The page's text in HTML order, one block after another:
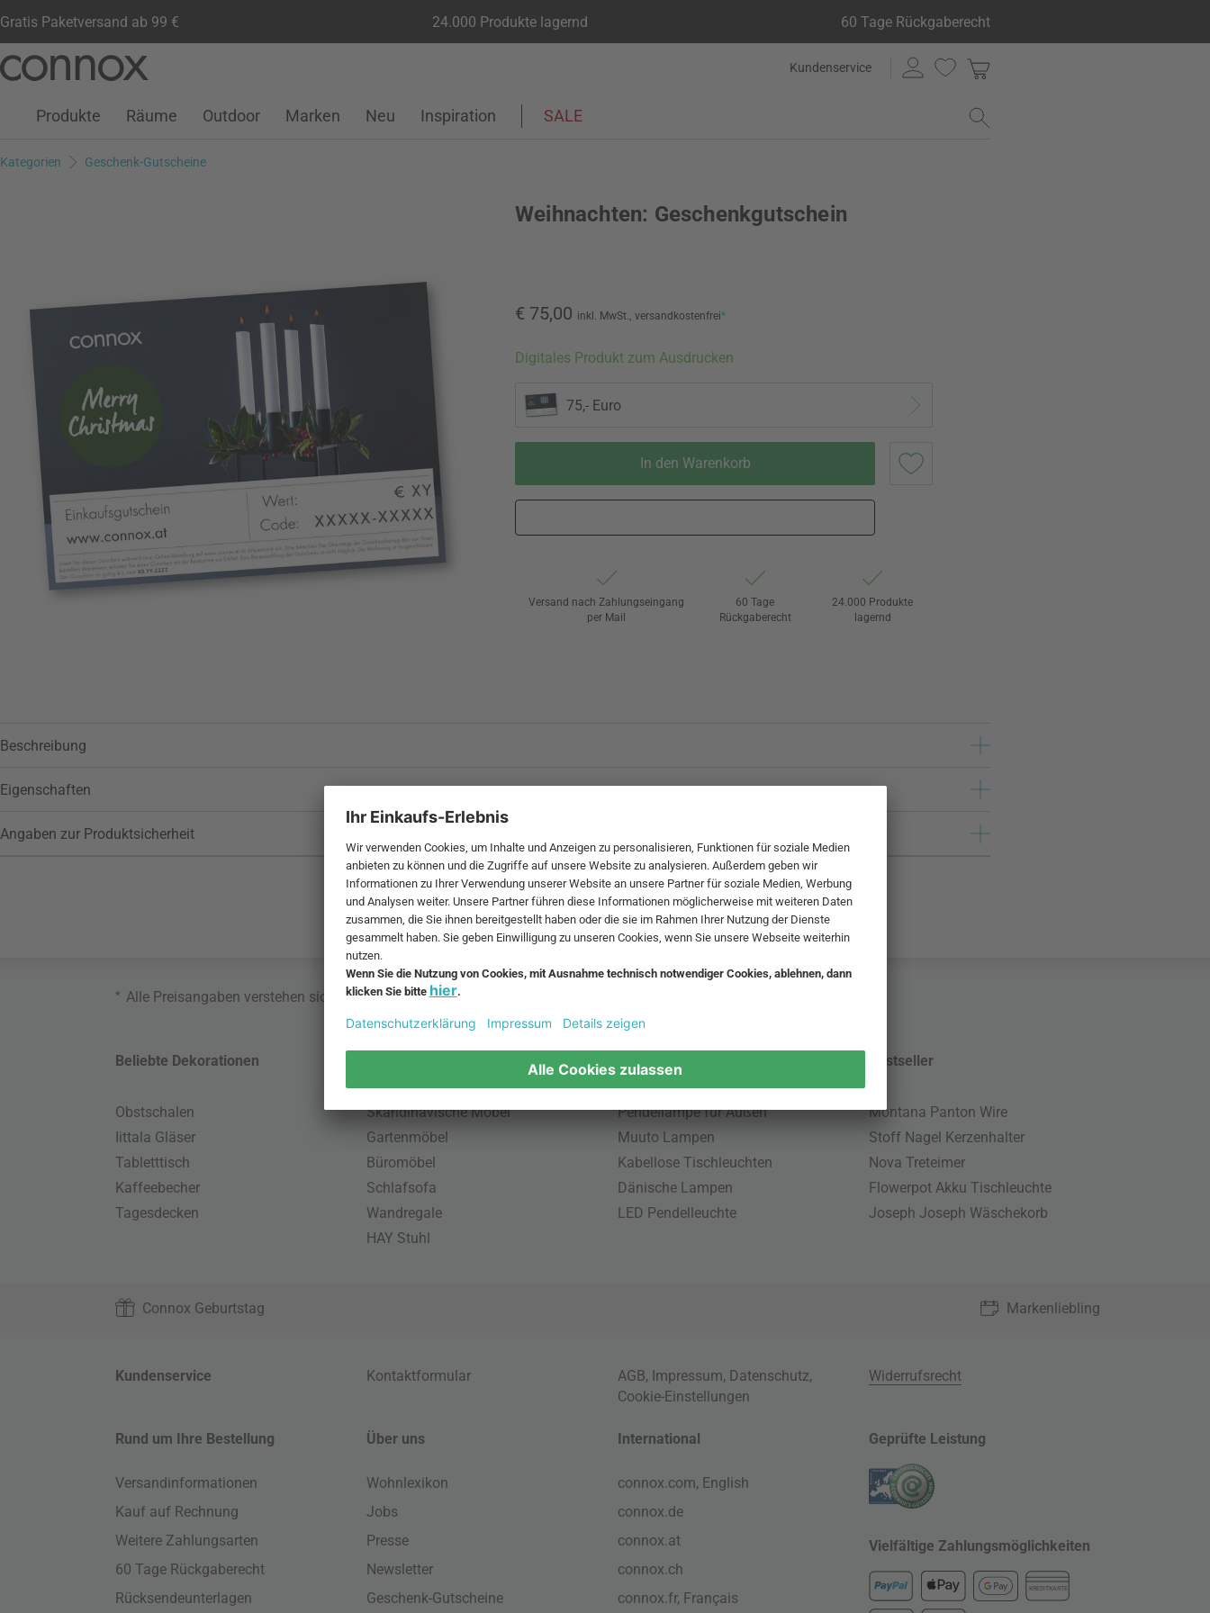
Gratis Paketversand ab 99 € 24.000 Produkte lagernd 60 Tage Rückgaberecht
Seiteninhalt
Suchfeld
Kundenservice
Kundenkonto
Wunschliste
Warenkorb
Produkte Räume Outdoor Marken Neu Inspiration SALE
Kategorien Geschenk-Gutscheine
Weihnachten: Geschenkgutschein
€ 75,00 inkl. MwSt., versandkostenfrei*
Digitales Produkt zum Ausdrucken
75,- Euro
In den Warenkorb
Wunschliste hinzufügen
Versand nach Zahlungseingang
per Mail
60 Tage
Rückgaberecht
24.000 Produkte
lagernd
Beschreibung
Eigenschaften
Angaben zur Produktsicherheit
* Alle Preisangaben verstehen sich inklusive MwSt. und zzgl.
Beliebte Dekorationen
Obstschalen
Iittala Gläser
Tabletttisch
Kaffeebecher
Tagesdecken
Skandinavische Möbel
Gartenmöbel
Büromöbel
Schlafsofa
Wandregale
HAY Stuhl
Beliebte Leuchten
Pendellampe für Außen
Muuto Lampen
Kabellose Tischleuchten
Dänische Lampen
LED Pendelleuchte
Bestseller
Montana Panton Wire
Stoff Nagel Kerzenhalter
Nova Treteimer
Flowerpot Akku Tischleuchte
Joseph Joseph Wäschekorb
Connox Geburtstag Markenliebling
Kundenservice Kontaktformular AGB, Impressum, Datenschutz,
Cookie-Einstellungen
Widerrufsrecht
Rund um Ihre Bestellung
Versandinformationen
Kauf auf Rechnung
Weitere Zahlungsarten
60 Tage Rückgaberecht
Rücksendeunterlagen
Über uns
Wohnlexikon
Jobs
Presse
Newsletter
Geschenk-Gutscheine
International
connox.com, English
connox.de
connox.at
connox.ch
connox.fr, Français
Geprüfte Leistung
Vielfältige Zahlungsmöglichkeiten
KREDITKARTE